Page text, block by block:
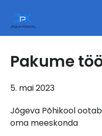
Pakume
5. mai 2023
Jõgeva Põhikool
oma meeskonda